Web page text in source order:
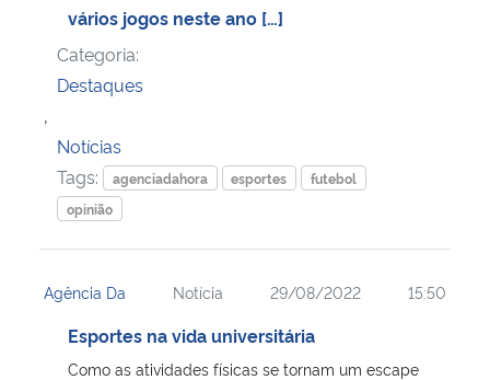
vários jogos neste ano […]
Categoria:
Destaques
,
Notícias
Tags:
agenciadahora esportes
futebol
opinião
Agência Da Notícia 29/08/2022 15:50
Esportes na vida universitária
Como as atividades físicas se tornam um escape